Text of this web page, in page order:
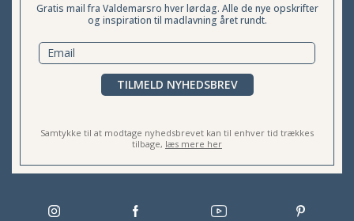
Gratis mail fra Valdemarsro hver lørdag. Alle de nye opskrifter
og inspiration til madlavning året rundt.
TILMELD NYHEDSBREV
Samtykke til at modtage nyhedsbrevet kan til enhver tid trækkes
tilbage, læs mere her